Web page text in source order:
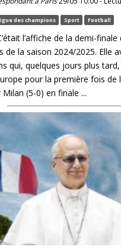
des champions Sport Football
l’affiche de la demi-
de la saison 2024/2025. Elle
qui, quelques jours plus
pour la première fois de
Milan (5-0) en finale ...